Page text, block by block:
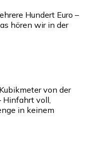
Hundert Euro –
hören wir in der
von der
Hinfahrt voll,
in keinem